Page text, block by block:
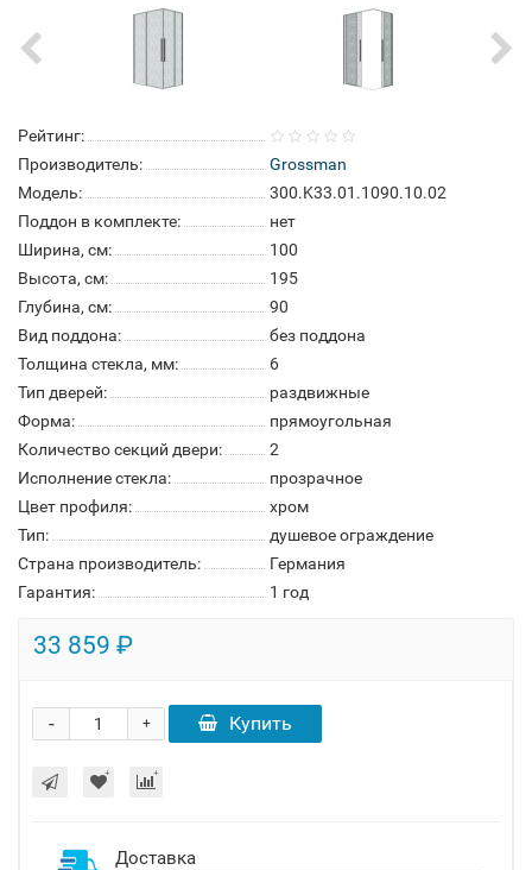
Рейтинг:
Производитель:
Grossman
Модель:
300.K33.01.1090.10.02
Поддон в комплекте:
нет
Ширина, см:
100
Высота, см:
195
Глубина, см:
90
Вид поддона:
без поддона
Толщина стекла, мм:
6
Тип дверей:
раздвижные
Форма:
прямоугольная
Количество секций двери:
2
Исполнение стекла:
прозрачное
Цвет профиля:
хром
Тип:
душевое ограждение
Страна производитель:
Германия
Гарантия:
1 год
33 859 ₽
+
- Купить
Доставка